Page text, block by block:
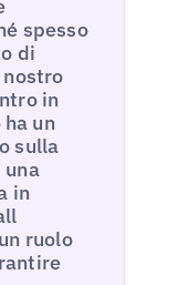
spesso
di
in
un
sulla
una
in
ruolo